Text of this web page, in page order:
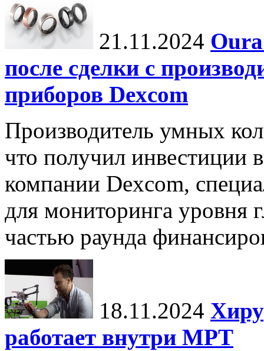
21.11.2024
после сделки с
приборов Dexcom
Производитель умных
что получил инвестиции
компании Dexcom,
для мониторинга уровня
частью раунда
18.11.2024
работает внутри МРТ